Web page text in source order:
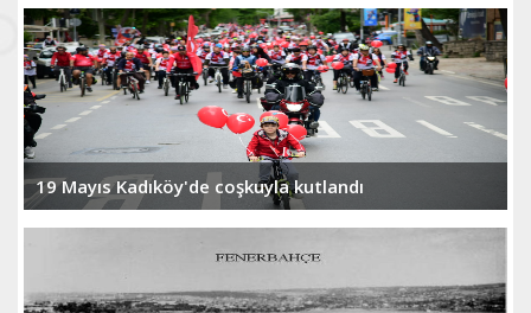
19 Mayıs Kadıköy'de coşkuyla kutlandı